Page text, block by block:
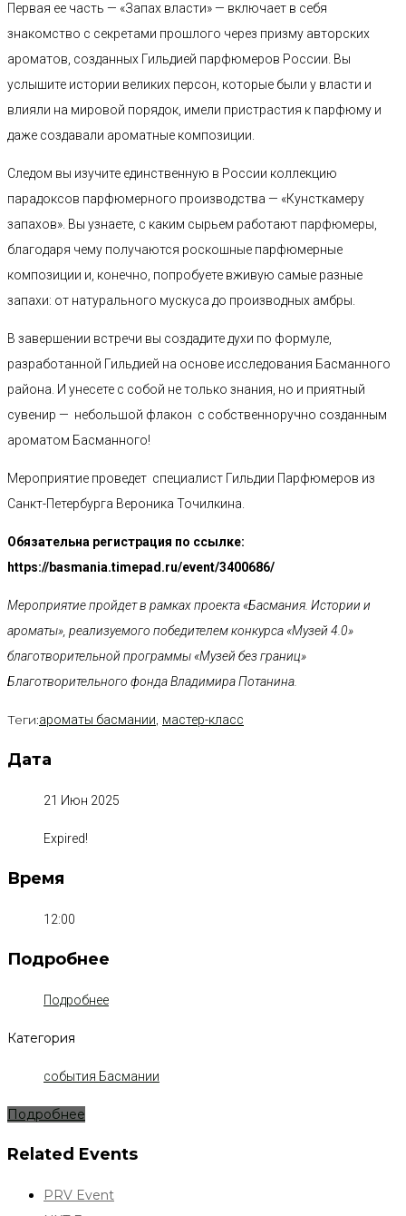
Первая ее часть — «Запах власти» — включает в себя
знакомство с секретами прошлого через призму авторских
ароматов, созданных Гильдией парфюмеров России. Вы
услышите истории великих персон, которые были у власти и
влияли на мировой порядок, имели пристрастия к парфюму и
даже создавали ароматные композиции.
Следом вы изучите единственную в России коллекцию
парадоксов парфюмерного производства — «Кунсткамеру
запахов». Вы узнаете, с каким сырьем работают парфюмеры,
благодаря чему получаются роскошные парфюмерные
композиции и, конечно, попробуете вживую самые разные
запахи: от натурального мускуса до производных амбры.
В завершении встречи вы создадите духи по формуле,
разработанной Гильдией на основе исследования Басманного
района. И унесете с собой не только знания, но и приятный
сувенир — небольшой флакон с собственноручно созданным
ароматом Басманного!
Мероприятие проведет специалист Гильдии Парфюмеров из
Санкт-Петербурга Вероника Точилкина.
Обязательна регистрация по ссылке:
https://basmania.timepad.ru/event/3400686/
Мероприятие пройдет в рамках проекта «Басмания. Истории и
ароматы», реализуемого победителем конкурса «Музей 4.0»
благотворительной программы «Музей без границ»
Благотворительного фонда Владимира Потанина.
Теги:ароматы басмании, мастер-класс
Дата
21 Июн 2025
Expired!
Время
12:00
Подробнее
Подробнее
Категория
события Басмании
Подробнее
Related Events
PRV Event